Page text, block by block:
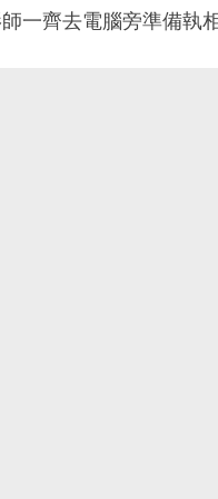
一齊去電腦旁準備執